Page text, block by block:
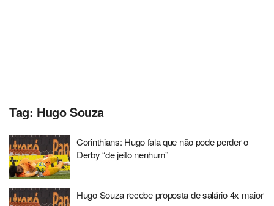
Tag: Hugo Souza
Corinthians: Hugo fala que não pode perder o
Derby “de jeito nenhum”
Hugo Souza recebe proposta de salário 4x maior